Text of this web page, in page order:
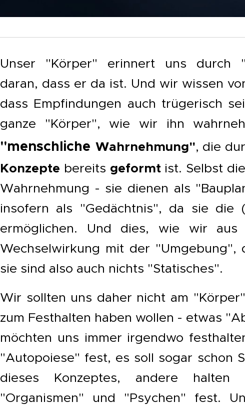
Unser "Körper" erinnert uns durch
daran, dass er da ist. Und wir wissen
dass Empfindungen auch trügerisch
ganze "Körper", wie wir ihn
"menschliche Wahrnehmung", die
Konzepte bereits geformt ist. Selbst
Wahrnehmung - sie dienen als
insofern als "Gedächtnis", da sie die
ermöglichen. Und dies, wie wir
Wechselwirkung mit der "Umgebung",
sie sind also auch nichts "Statisches".
Wir sollten uns daher nicht am
zum Festhalten haben wollen - etwas
möchten uns immer irgendwo
"Autopoiese" fest, es soll sogar schon
dieses Konzeptes, andere
"Organismen" und "Psychen" fest.